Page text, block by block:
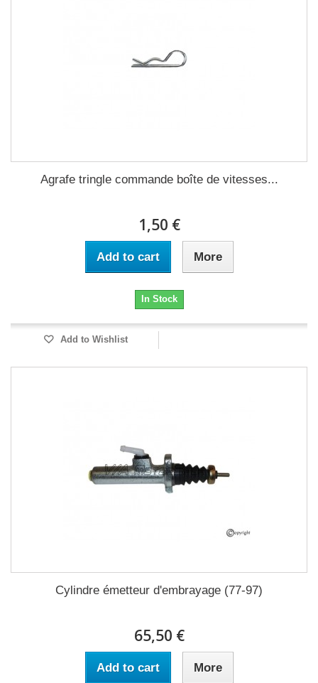
Agrafe tringle commande boîte de vitesses...
1,50 €
Add to cart More
In Stock
Add to Wishlist
Cylindre émetteur d'embrayage (77-97)
65,50 €
Add to cart More